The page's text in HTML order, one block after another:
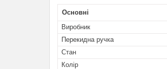
Основні
Виробник
Перекидна ручка
Стан
Колір